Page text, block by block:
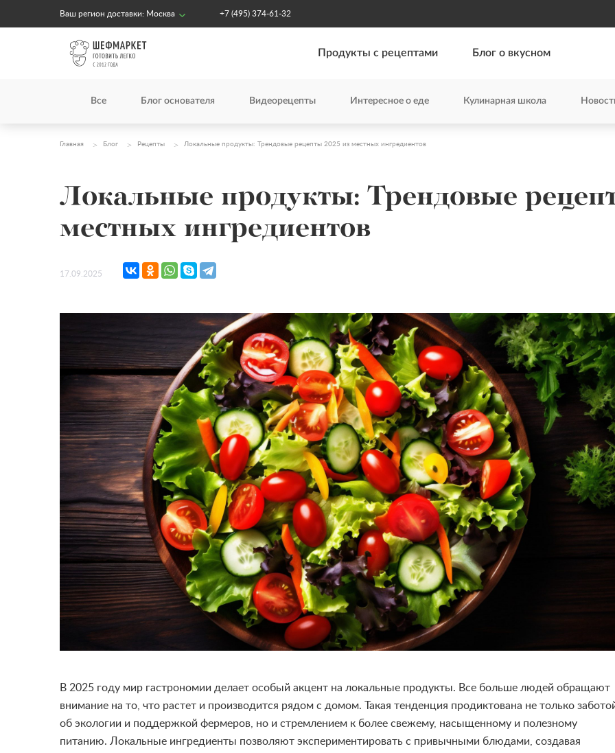
Ваш регион доставки: Москва +7 (495) 374-61-32
Продукты с рецептами Блог о вкусном
Все Блог основателя Видеорецепты Интересное о еде Кулинарная школа
Главная Блог Рецепты Локальные продукты: Трендовые рецепты 2025 из местных ингредиентов
Локальные продукты: Трендовые
местных ингредиентов
17.09.2025
В 2025 году мир гастрономии делает особый акцент на локальные продукты. Все больше людей обращают
внимание на то, что растет и производится рядом с домом. Такая тенденция продиктована не только
об экологии и поддержкой фермеров, но и стремлением к более свежему, насыщенному и полезному
питанию. Локальные ингредиенты позволяют экспериментировать с привычными блюдами, создавая